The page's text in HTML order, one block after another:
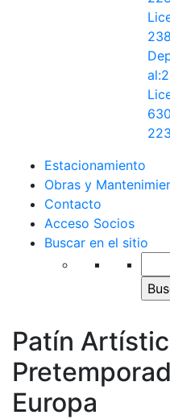
Estacionamiento
Obras y
Contacto
Acceso Socios
Buscar en el sitio
Patín
Europa